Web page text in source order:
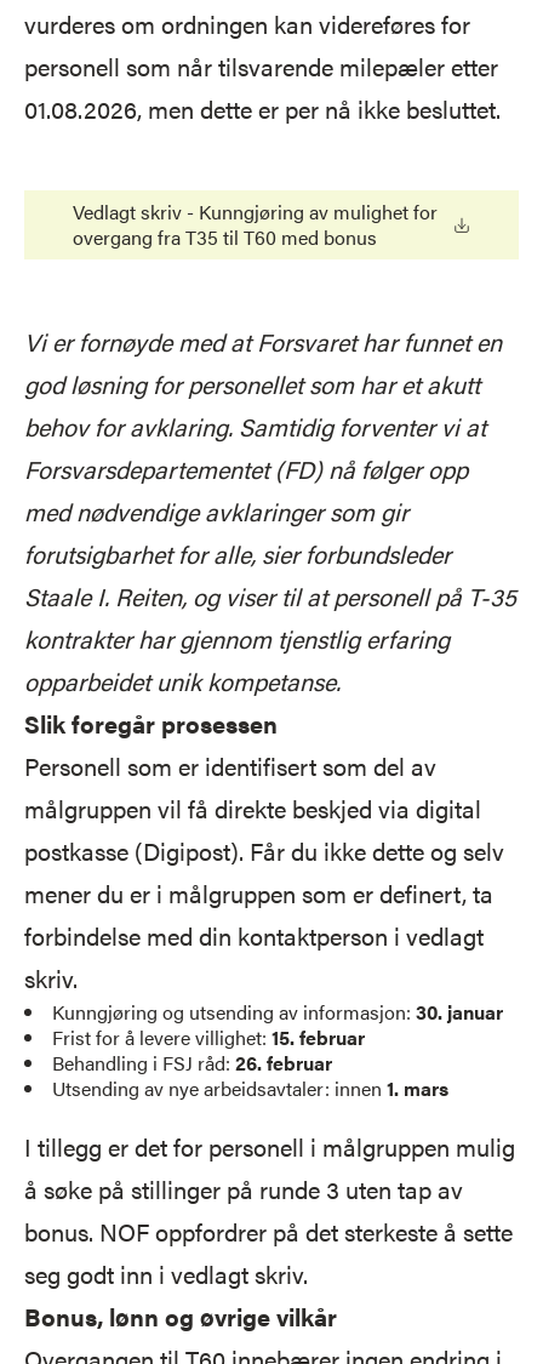
vurderes om ordningen kan videreføres for
personell som når tilsvarende milepæler etter
01.08.2026, men dette er per nå ikke besluttet.
Vedlagt skriv - Kunngjøring av mulighet for
overgang fra T35 til T60 med bonus
Vi er fornøyde med at Forsvaret har funnet en
god løsning for personellet som har et akutt
behov for avklaring. Samtidig forventer vi at
Forsvarsdepartementet (FD) nå følger opp
med nødvendige avklaringer som gir
forutsigbarhet for alle, sier forbundsleder
Staale I. Reiten, og viser til at personell på T-35
kontrakter har gjennom tjenstlig erfaring
opparbeidet unik kompetanse.
Slik foregår prosessen
Personell som er identifisert som del av
målgruppen vil få direkte beskjed via digital
postkasse (Digipost). Får du ikke dette og selv
mener du er i målgruppen som er definert, ta
forbindelse med din kontaktperson i vedlagt
skriv.
Kunngjøring og utsending av informasjon: 30. januar
Frist for å levere villighet: 15. februar
Behandling i FSJ råd: 26. februar
Utsending av nye arbeidsavtaler: innen 1. mars
I tillegg er det for personell i målgruppen mulig
å søke på stillinger på runde 3 uten tap av
bonus. NOF oppfordrer på det sterkeste å sette
seg godt inn i vedlagt skriv.
Bonus, lønn og øvrige vilkår